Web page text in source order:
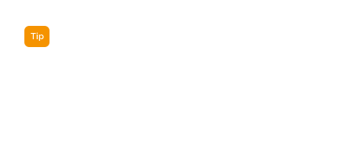
Tip